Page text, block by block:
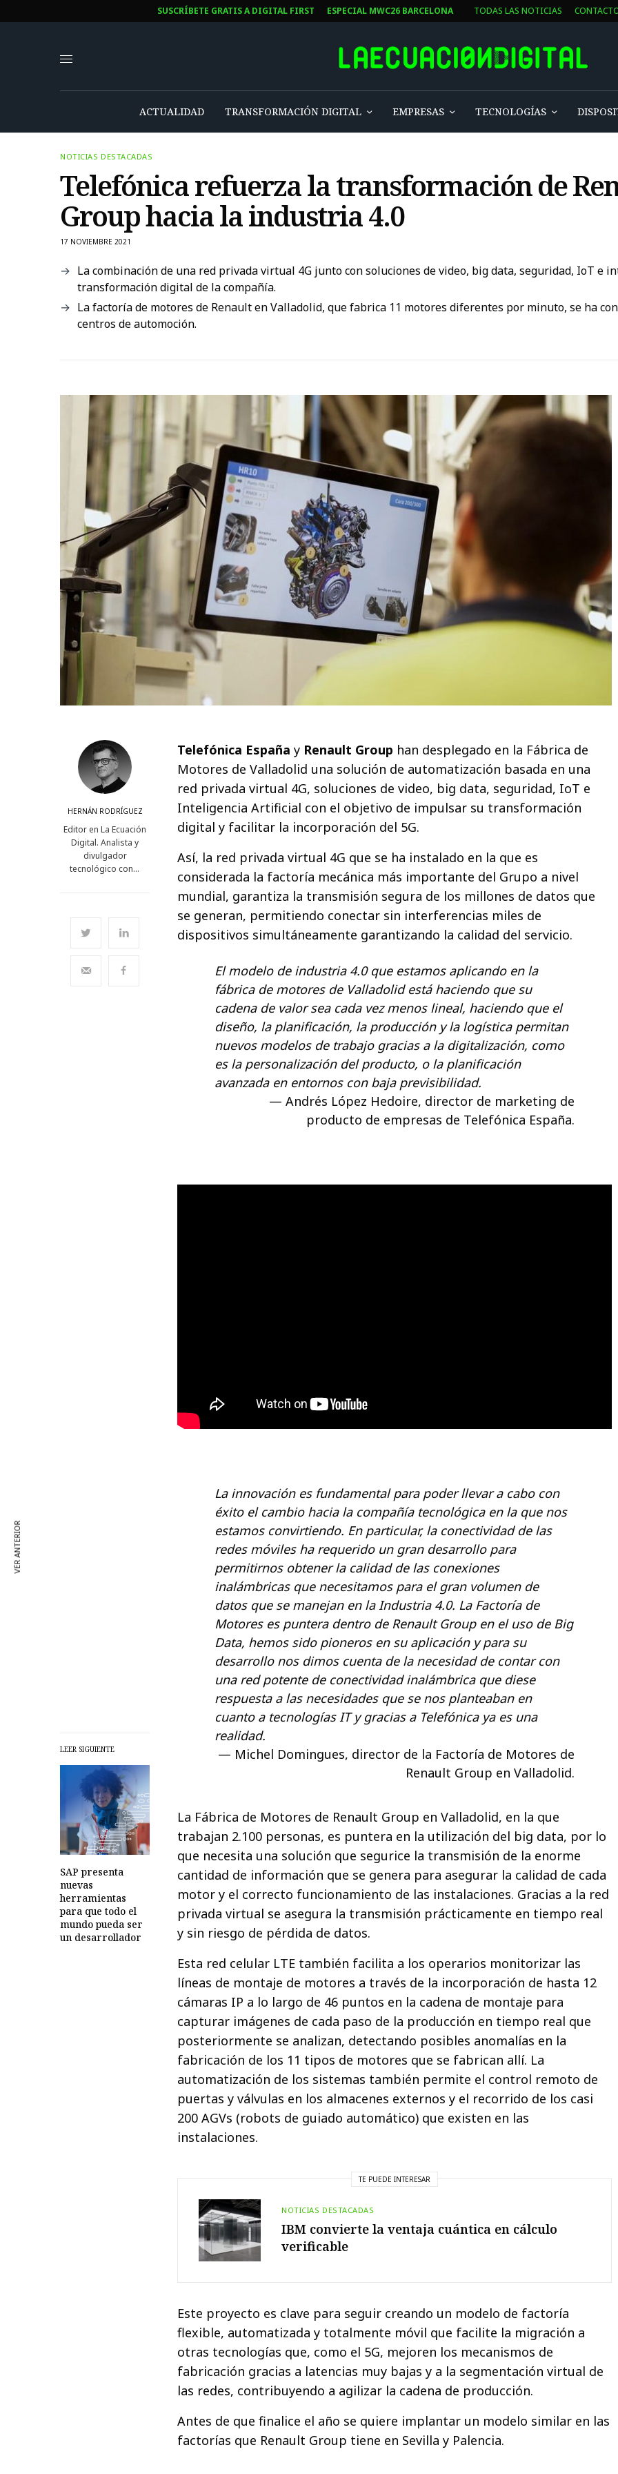
SUSCRÍBETE GRATIS A DIGITAL FIRST ESPECIAL MWC26 BARCELONA TODAS LAS NOTICIAS
ACTUALIDAD TRANSFORMACIÓN DIGITAL EMPRESAS TECNOLOGÍAS
NOTICIAS DESTACADAS
Telefónica refuerza la transformación de
Group hacia la industria 4.0
17 NOVIEMBRE 2021
La combinación de una red privada virtual 4G junto con soluciones de video, big data, seguridad, IoT e
transformación digital de la compañía.
La factoría de motores de Renault en Valladolid, que fabrica 11 motores diferentes por minuto, se ha
centros de automoción.
HERNÁN RODRÍGUEZ
Editor en La Ecuación
Digital. Analista y
divulgador
tecnológico con…
LEER SIGUIENTE
SAP presenta
nuevas
herramientas
para que todo el
mundo pueda ser
un desarrollador
Telefónica España y Renault Group han desplegado en la Fábrica de
Motores de Valladolid una solución de automatización basada en una
red privada virtual 4G, soluciones de video, big data, seguridad, IoT e
Inteligencia Artificial con el objetivo de impulsar su transformación
digital y facilitar la incorporación del 5G.
Así, la red privada virtual 4G que se ha instalado en la que es
considerada la factoría mecánica más importante del Grupo a nivel
mundial, garantiza la transmisión segura de los millones de datos que
se generan, permitiendo conectar sin interferencias miles de
dispositivos simultáneamente garantizando la calidad del servicio.
El modelo de industria 4.0 que estamos aplicando en la
fábrica de motores de Valladolid está haciendo que su
cadena de valor sea cada vez menos lineal, haciendo que el
diseño, la planificación, la producción y la logística permitan
nuevos modelos de trabajo gracias a la digitalización, como
es la personalización del producto, o la planificación
avanzada en entornos con baja previsibilidad.
Andrés López Hedoire, director de marketing de
producto de empresas de Telefónica España.
La innovación es fundamental para poder llevar a cabo con
éxito el cambio hacia la compañía tecnológica en la que nos
estamos convirtiendo. En particular, la conectividad de las
redes móviles ha requerido un gran desarrollo para
permitirnos obtener la calidad de las conexiones
inalámbricas que necesitamos para el gran volumen de
datos que se manejan en la Industria 4.0. La Factoría de
Motores es puntera dentro de Renault Group en el uso de Big
Data, hemos sido pioneros en su aplicación y para su
desarrollo nos dimos cuenta de la necesidad de contar con
una red potente de conectividad inalámbrica que diese
respuesta a las necesidades que se nos planteaban en
cuanto a tecnologías IT y gracias a Telefónica ya es una
realidad.
Michel Domingues, director de la Factoría de Motores de
Renault Group en Valladolid.
La Fábrica de Motores de Renault Group en Valladolid, en la que
trabajan 2.100 personas, es puntera en la utilización del big data, por lo
que necesita una solución que segurice la transmisión de la enorme
cantidad de información que se genera para asegurar la calidad de cada
motor y el correcto funcionamiento de las instalaciones. Gracias a la red
privada virtual se asegura la transmisión prácticamente en tiempo real
y sin riesgo de pérdida de datos.
Esta red celular LTE también facilita a los operarios monitorizar las
líneas de montaje de motores a través de la incorporación de hasta 12
cámaras IP a lo largo de 46 puntos en la cadena de montaje para
capturar imágenes de cada paso de la producción en tiempo real que
posteriormente se analizan, detectando posibles anomalías en la
fabricación de los 11 tipos de motores que se fabrican allí. La
automatización de los sistemas también permite el control remoto de
puertas y válvulas en los almacenes externos y el recorrido de los casi
200 AGVs (robots de guiado automático) que existen en las
instalaciones.
TE PUEDE INTERESAR
NOTICIAS DESTACADAS
IBM convierte la ventaja cuántica en cálculo
verificable
Este proyecto es clave para seguir creando un modelo de factoría
flexible, automatizada y totalmente móvil que facilite la migración a
otras tecnologías que, como el 5G, mejoren los mecanismos de
fabricación gracias a latencias muy bajas y a la segmentación virtual de
las redes, contribuyendo a agilizar la cadena de producción.
Antes de que finalice el año se quiere implantar un modelo similar en las
factorías que Renault Group tiene en Sevilla y Palencia.
VER ANTERIOR